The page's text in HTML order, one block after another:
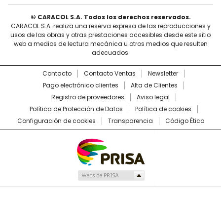
© CARACOL S.A. Todos los derechos reservados.
CARACOL S.A. realiza una reserva expresa de las reproducciones y
usos de las obras y otras prestaciones accesibles desde este sitio
web a medios de lectura mecánica u otros medios que resulten
adecuados.
Contacto Contacto Ventas
Newsletter
Pago electrónico clientes
Alta de Clientes
Registro de proveedores
Aviso legal
Política de Protección de Datos
Política de cookies
Configuración de cookies
Transparencia Código Ético